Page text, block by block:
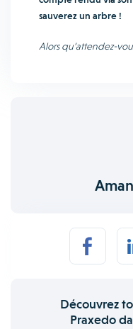
sauverez un arbre !
Alors qu’attendez-
Découvrez
Praxedo